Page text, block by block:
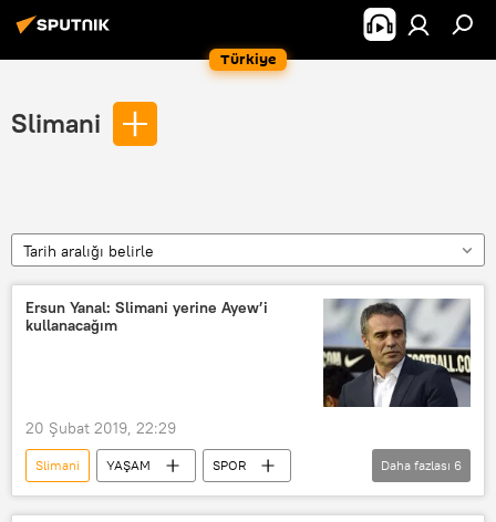
Türkiye
Slimani
Tarih aralığı belirle
Ersun Yanal: Slimani yerine Ayew’i
kullanacağım
20 Şubat 2019, 22:29
Slimani YAŞAM
SPOR
Haberler
TÜRKİYE
Rusya
Daha fazlası 6